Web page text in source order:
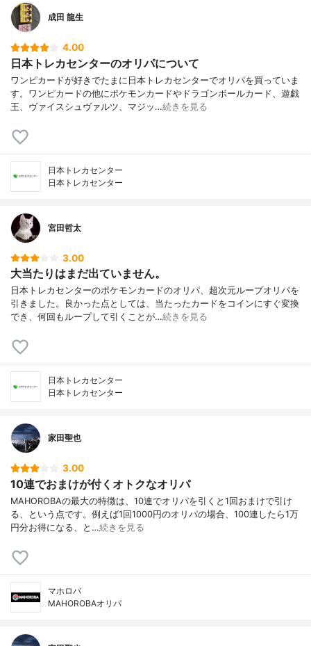
成田 龍生
4.00
日本トレカセンターのオリパについて
ワンピカードが好きでたまに日本トレカセンターでオリパを買っていま
す。ワンピカードの他にポケモンカードやドラゴンボールカード、遊戯
王、ヴァイスシュヴァルツ、マジッ…続きを見る
日本トレカセンター
日本トレカセンター
宮田哲太
3.00
大当たりはまだ出ていません。
日本トレカセンターのポケモンカードのオリパ、超次元ループオリパを
引きました。良かった点としては、当たったカードをコインにすぐ変換
でき、何回もループして引くことが…続きを見る
日本トレカセンター
日本トレカセンター
家田聖也
3.00
10連でおまけが付くオトクなオリパ
MAHOROBAの最大の特徴は、10連でオリパを引くと1回おまけで引け
る、という点です。例えば1回1000円のオリパの場合、100連したら1万
円分お得になる、と…続きを見る
マホロバ
MAHOROBAオリパ